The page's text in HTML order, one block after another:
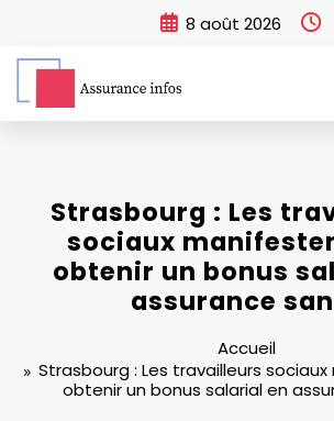
8 août 2026
Strasbourg : Les
sociaux
obtenir un bonus
assurance
Accueil
Strasbourg : Les travailleurs
obtenir un bonus salarial en